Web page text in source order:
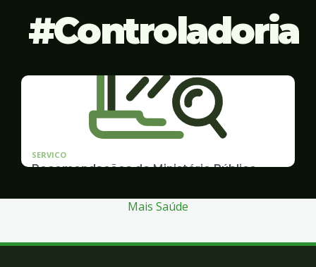
Controladoria
SERVICO
Recomendações do Ministério Público
Mais Saúde